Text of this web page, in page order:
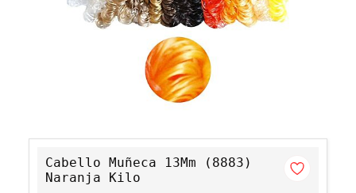
Cabello Muñeca 13Mm (8883)
Naranja Kilo